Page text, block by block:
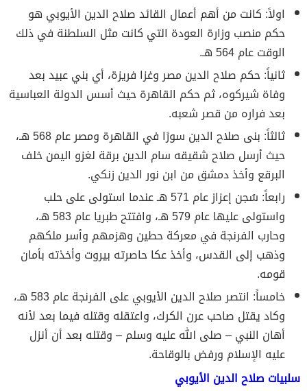
اولاً: كانت من أهم أعمال القائد صلاح الدين الأيوبي هو
حكم منصب وزارة العودة التي كانت مثل السلطنة في ذلك
الوقت عام 564 هـ.
ثانياً: حكم صلاح الدين مصر وغزا فريزة، أي بني عبيد بعد
وفاة شيركوه، ثم حكم القاهرة حيث أسس الدولة العباسية
بعد فراره من قصر شعبه.
ثالثاً: بنى صلاح الدين سورًا في القاهرة ومصر عام 568 هـ،
حيث أرسل صلاح شقيقه سام الدين برقة لغزو اليمن خلف
البرقع وأخذ دمشق من ابن نور الدين زنكي.
رابعاً: سُجن إعزاز عام 571 هـ عندما استولى على حلب
واستولى عليها عام 579 هـ، وافتتح طبريا عام 583 هـ،
وحارب الفرنجة في معركة حطين وهزمهم وأسر ملكهم
وذهب إلى القدس، وأخذ عكا حاصرته بيروت وأخذته بأمان
قومه.
خامساً: انتصر صلاح الدين الأيوبي على الفرنجة عام 583 هـ،
وكاد يقتل صاحب عرن الكرك، واعتقله وقتله فيما بعد لأنه
أهان النبي – صلى الله عليه وسلم – وقتله بعد أن أنزل
عليه الإسلام ورفض بالوقاحة.
سلبيات صلاح الدين الأيوبي